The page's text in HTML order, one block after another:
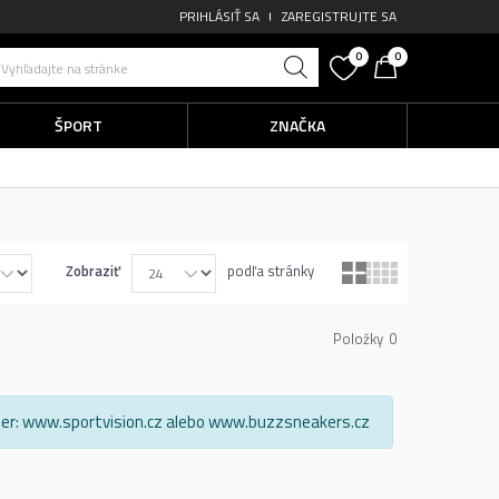
PRIHLÁSIŤ SA ZAREGISTRUJTE SA
Vyhľadajte na stránke
0 0
ŠPORT
ZNAČKA
Zobraziť podľa stránky
0
Položky
www.sportvision.cz alebo www.buzzsneakers.cz